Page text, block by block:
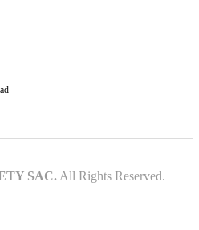
SAC. All Rights Reserved.